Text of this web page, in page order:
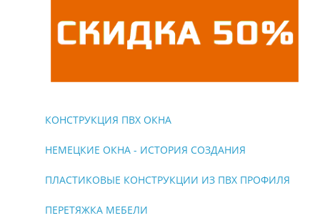
КОНСТРУКЦИЯ ПВХ ОКНА
НЕМЕЦКИЕ ОКНА - ИСТОРИЯ СОЗДАНИЯ
ПЛАСТИКОВЫЕ КОНСТРУКЦИИ ИЗ ПВХ ПРОФИЛЯ
ПЕРЕТЯЖКА МЕБЕЛИ